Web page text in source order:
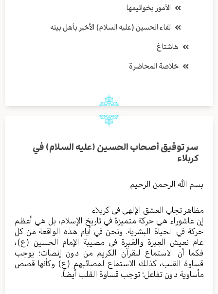
الأمور بخواتيمها
لقاء الحسين (عليه السلام) الأخير بأهل بيته
هاشتاغ
خلاصة المحاضرة
سر توفيق أصحاب الحسين (عليه السلام) في
كربلاء
بسم الله الرحمن الرحيم
مظاهر تجلي العشق الإلهي في كربلاء
إن عاشوراء هي حركة متميزة في تاريخ الإسلام، بل هي أعظم
حركة في الحياة البشرية. ونحن في أيام هذه الواقعة من كل
عام نعيش العِبرة والعَبرة في مصيبة الإمام الحسين (ع)،
فكما أن الاستماع للقرآن الكريم من دون إنصات؛ يوجب
قساوة القلب، كذلك الاستماع لمصائبهم (ع) وكأنها قصص
مأساوية دون تفاعل؛ توجب قساوة القلب أيضاً.